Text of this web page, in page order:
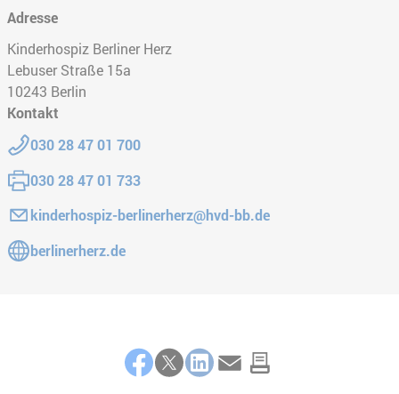
Adresse
Kinderhospiz Berliner Herz
Lebuser Straße 15a
10243 Berlin
Kontakt
Telefon:
030 28 47 01 700
Fax:030 28 47 01 733
E-Mail:kinderhospiz-berlinerherz@hvd-bb.de
Gehe zur Website:
berlinerherz.de